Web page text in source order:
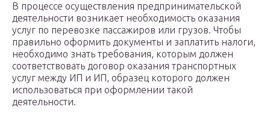
В процессе осуществления предпринимательской
деятельности возникает необходимость оказания
услуг по перевозке пассажиров или грузов. Чтобы
правильно оформить документы и заплатить налоги,
необходимо знать требования, которым должен
соответствовать договор оказания транспортных
услуг между ИП и ИП, образец которого должен
использоваться при оформлении такой
деятельности.